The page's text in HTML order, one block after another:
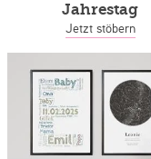
Jahrestag
Jetzt stöbern